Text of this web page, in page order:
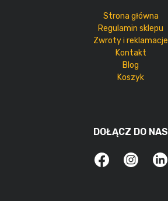
Strona główna
Regulamin sklepu
Zwroty i reklamacje
Kontakt
Blog
Koszyk
DOŁĄCZ DO NAS